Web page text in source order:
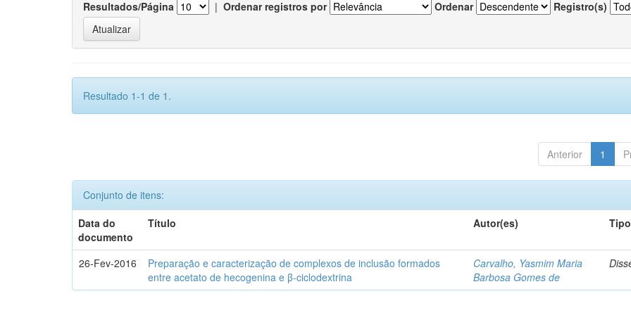
Resultados/Página | Ordenar registros por Ordenar Registro(s)
Resultado 1-1 de 1.
Anterior 1
Conjunto de itens:
Data do
documento
Título Autor(es) Tipo
26-Fev-2016
Preparação e caracterização de complexos de inclusão formados
entre acetato de hecogenina e β-ciclodextrina
Carvalho, Yasmim Maria
Barbosa Gomes de